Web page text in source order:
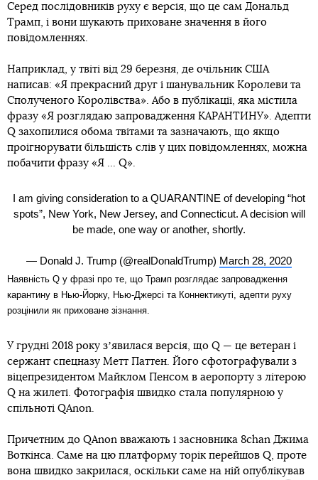
Серед послідовників руху є версія, що це сам Дональд
Трамп, і вони шукають приховане значення в його
повідомленнях.
Наприклад, у твіті від 29 березня, де очільник США
написав: «Я прекрасний друг і шанувальник Королеви та
Сполученого Королівства». Або в публікації, яка містила
фразу «Я розглядаю запровадження КАРАНТИНУ». Адепти
Q захопилися обома твітами та зазначають, що якщо
проігнорувати більшість слів у цих повідомленнях, можна
побачити фразу «Я ... Q».
I am giving consideration to a QUARANTINE of developing “hot
spots”, New York, New Jersey, and Connecticut. A decision will
be made, one way or another, shortly.
— Donald J. Trump (@realDonaldTrump) March 28, 2020
Наявність Q у фразі про те, що Трамп розглядає запровадження
карантину в Нью-Йорку, Нью-Джерсі та Коннектикуті, адепти руху
розцінили як приховане зізнання.
У грудні 2018 року зʼявилася версія, що Q — це ветеран і
сержант спецназу Метт Паттен. Його сфотографували з
віцепрезидентом Майклом Пенсом в аеропорту з літерою
Q на жилеті. Фотографія швидко стала популярною у
спільноті QAnon.
Причетним до QAnon вважають і засновника 8chan Джима
Воткінса. Саме на цю платформу торік перейшов Q, проте
вона швидко закрилася, оскільки саме на ній опублікував